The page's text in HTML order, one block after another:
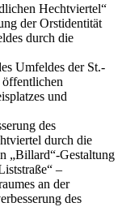
Hechtviertel“
der Orstidentität
durch die
Umfeldes der St.-
und
des
durch die
„Billard“-Gestaltung
–
an der
des